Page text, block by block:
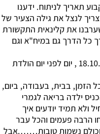
תאריך לניתוח. ידענו
לנצל את גילה הצעיר של
את קלינאית התקשורת
כל הדרך גם במיח"א וגם
התאריך לניתוח השתל נקבע ל 18.10.09 , יום לפני יום הולדת
הזמן, בבית, בעבודה, ביום,
ילדה בריאה לגמרי
ולא תמיד יודעים איך
פעמים והכל עבר
נשמות טובות…….אבל